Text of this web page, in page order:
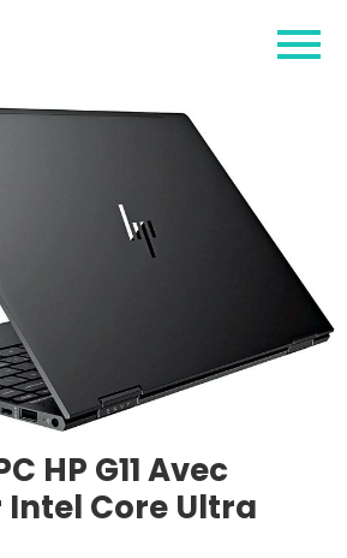
HP G11 Avec
Intel Core Ultra